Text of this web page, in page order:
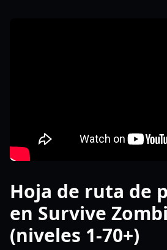
Hoja de ruta de
en Survive
(niveles 1-70+)